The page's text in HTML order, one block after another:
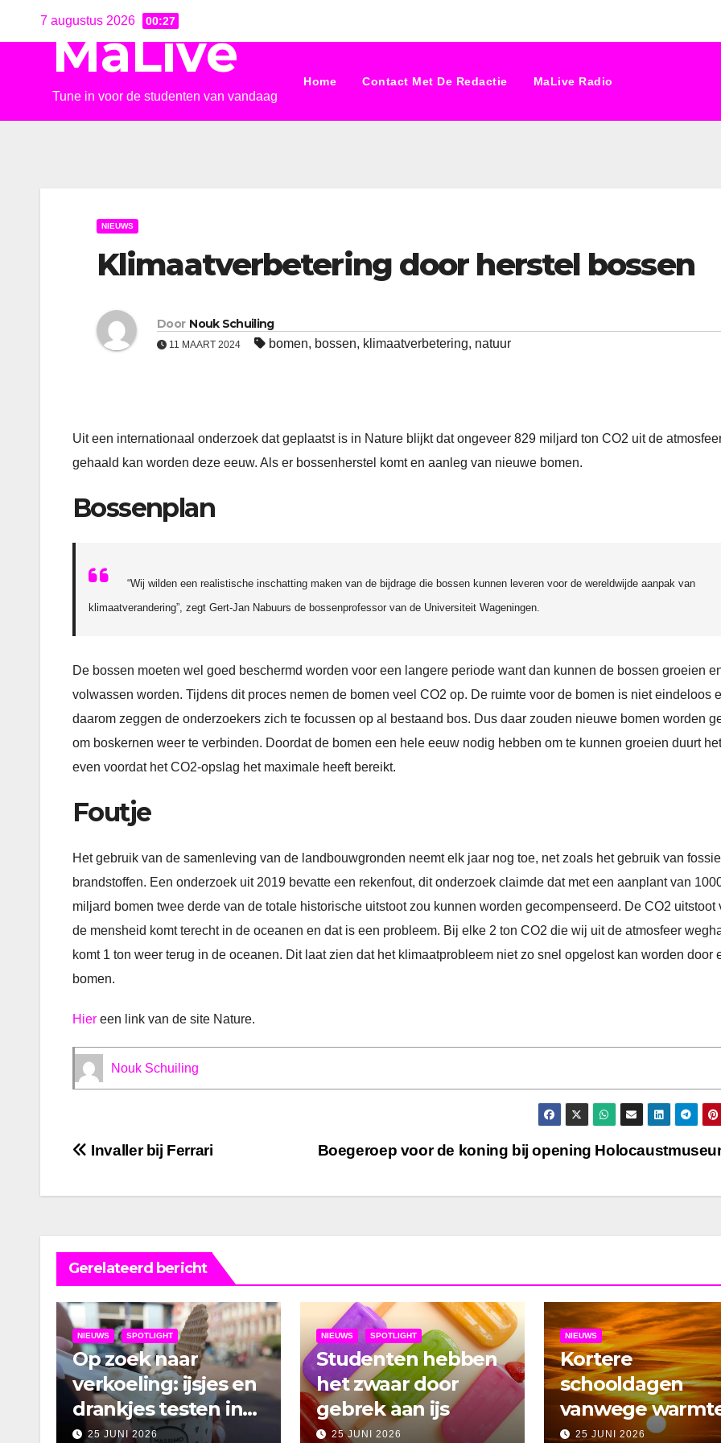
7 augustus 2026 00:27
MaLive
Tune in voor de studenten van vandaag
Home Contact Met De Redactie MaLive Radio
NIEUWS
Klimaatverbetering door herstel bossen
Door Nouk Schuiling
11 MAART 2024 bomen, bossen, klimaatverbetering, natuur
Uit een internationaal onderzoek dat geplaatst is in Nature blijkt dat ongeveer 829 miljard ton CO2 uit de
gehaald kan worden deze eeuw. Als er bossenherstel komt en aanleg van nieuwe bomen.
Bossenplan
“Wij wilden een realistische inschatting maken van de bijdrage die bossen kunnen leveren voor de wereldwijde aanpak van
klimaatverandering”, zegt Gert-Jan Nabuurs de bossenprofessor van de Universiteit Wageningen.
De bossen moeten wel goed beschermd worden voor een langere periode want dan kunnen de bossen groeien
volwassen worden. Tijdens dit proces nemen de bomen veel CO2 op. De ruimte voor de bomen is niet eindeloos
daarom zeggen de onderzoekers zich te focussen op al bestaand bos. Dus daar zouden nieuwe bomen worden
om boskernen weer te verbinden. Doordat de bomen een hele eeuw nodig hebben om te kunnen groeien duurt
even voordat het CO2-opslag het maximale heeft bereikt.
Foutje
Het gebruik van de samenleving van de landbouwgronden neemt elk jaar nog toe, net zoals het gebruik van
brandstoffen. Een onderzoek uit 2019 bevatte een rekenfout, dit onderzoek claimde dat met een aanplant van
miljard bomen twee derde van de totale historische uitstoot zou kunnen worden gecompenseerd. De CO2 uitstoot
de mensheid komt terecht in de oceanen en dat is een probleem. Bij elke 2 ton CO2 die wij uit de atmosfeer
komt 1 ton weer terug in de oceanen. Dit laat zien dat het klimaatprobleem niet zo snel opgelost kan worden door
bomen.
Hier een link van de site Nature.
Nouk Schuiling
Bericht
navigatie
Boegeroep voor de koning bij opening
Invaller bij Ferrari
Gerelateerd bericht
NIEUWS SPOTLIGHT
Op zoek naar
verkoeling: ijsjes en
drankjes testen in
Amsterdam
25 JUNI 2026
NIEUWS SPOTLIGHT
Studenten hebben
het zwaar door
gebrek aan ijs
25 JUNI 2026
NIEUWS
Kortere
schooldagen
vanwege
25 JUNI 2026